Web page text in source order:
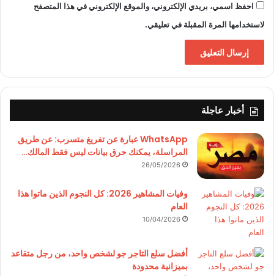
احفظ اسمي، بريدي الإلكتروني، والموقع الإلكتروني في هذا المتصفح
لاستخدامها المرة المقبلة في تعليقي.
أخبار عاجلة
WhatsApp عبارة عن تفريغ متسرب: عن طريق
المراسلة، يمكنك حرق بيانات ليس فقط المالك…
26/05/2026
وفيات المشاهير 2026: كل النجوم الذين ماتوا هذا
العام
10/04/2026
أفضل سلع التاجر جو لشخص واحد، من رجل متقاعد
بميزانية محدودة